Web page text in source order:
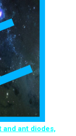
and ant diodes,